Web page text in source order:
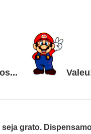
grato.